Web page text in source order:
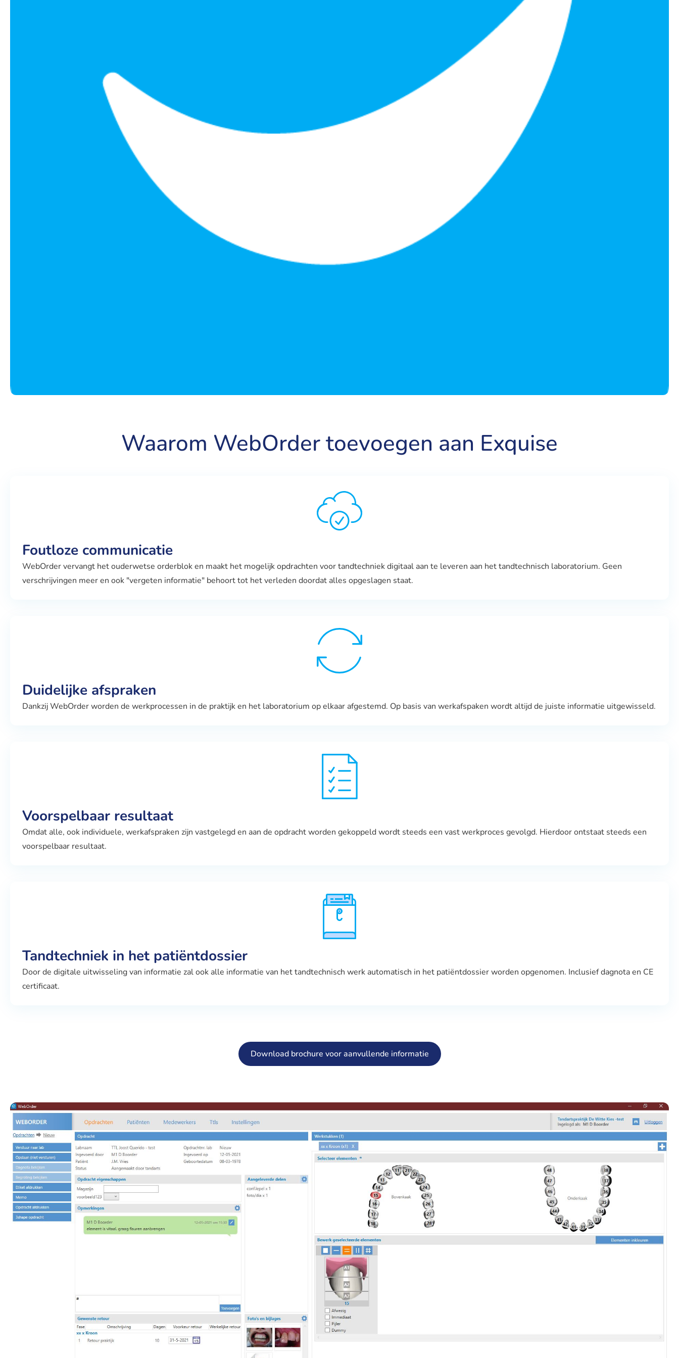
Waarom WebOrder toevoegen aan Exquise
Foutloze communicatie
WebOrder vervangt het ouderwetse orderblok en maakt het mogelijk opdrachten voor tandtechniek digitaal aan te leveren aan het tandtechnisch laboratorium. Geen
verschrijvingen meer en ook "vergeten informatie" behoort tot het verleden doordat alles opgeslagen staat.
Duidelijke afspraken
Dankzij WebOrder worden de werkprocessen in de praktijk en het laboratorium op elkaar afgestemd. Op basis van werkafspaken wordt altijd de juiste informatie uitgewisseld.
Voorspelbaar resultaat
Omdat alle, ook individuele, werkafspraken zijn vastgelegd en aan de opdracht worden gekoppeld wordt steeds een vast werkproces gevolgd. Hierdoor ontstaat steeds een
voorspelbaar resultaat.
Tandtechniek in het patiëntdossier
Door de digitale uitwisseling van informatie zal ook alle informatie van het tandtechnisch werk automatisch in het patiëntdossier worden opgenomen. Inclusief dagnota en CE
certificaat.
Download brochure voor aanvullende informatie